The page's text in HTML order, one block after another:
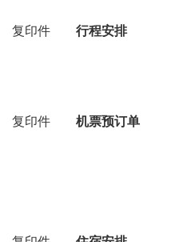
复印件 行程安排
复印件 机票预订单